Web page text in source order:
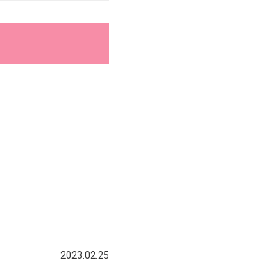
2023.02.25